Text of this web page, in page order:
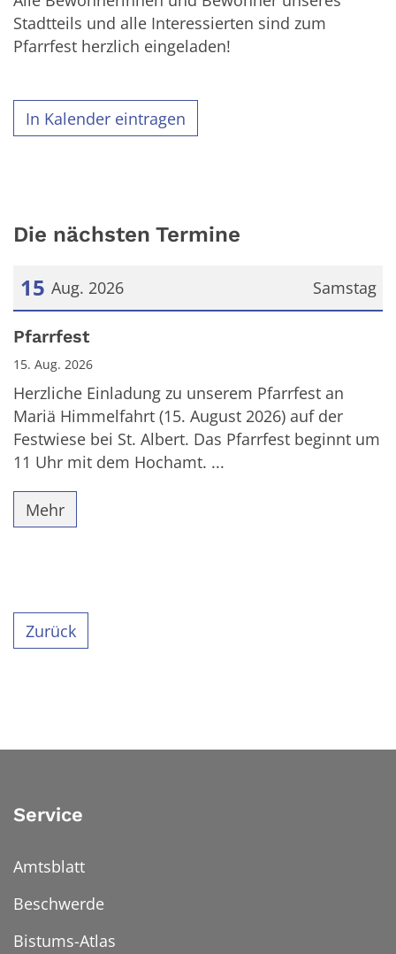
Stadtteils und alle Interessierten sind zum
Pfarrfest herzlich eingeladen!
In Kalender eintragen
Die nächsten Termine
Samstag
15 Aug. 2026
Datum: 15. August 2026
Pfarrfest
15. Aug. 2026
Herzliche Einladung zu unserem Pfarrfest an
Mariä Himmelfahrt (15. August 2026) auf der
Festwiese bei St. Albert. Das Pfarrfest beginnt um
11 Uhr mit dem Hochamt. ...
Mehr
Zurück
Service
Amtsblatt
Beschwerde
Bistums-Atlas